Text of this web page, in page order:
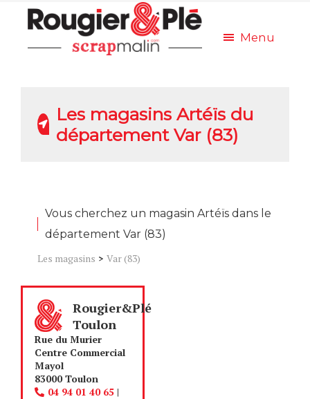
Menu
Les magasins Artéïs du
département Var (83)
Vous cherchez un magasin Artéïs dans le
département Var (83)
Les magasins > Var (83)
Rougier&Plé
Toulon
Rue du Murier
Centre Commercial
Mayol
83000 Toulon
04 94 01 40 65 |